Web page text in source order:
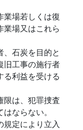
業場若しくは復
業場又はこれら
石炭を目的と
旧工事の施行者
る利益を受ける
限は、犯罪捜査
ならない。
規定により立入